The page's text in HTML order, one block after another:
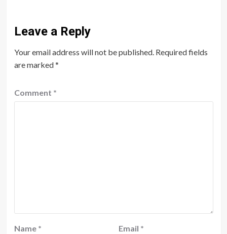
Leave a Reply
Your email address will not be published. Required fields
are marked*
Comment *
Name * Email *